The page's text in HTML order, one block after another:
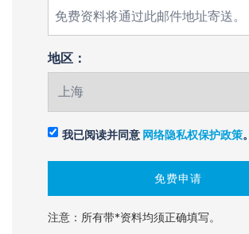
地区：
我已阅读并同意 网络隐私权保护政策。
注意：所有带*资料均须正确填写。